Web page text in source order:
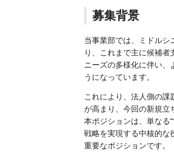
募集背景
当事業部では、ミドルシ
り、これまで主に候補
ニーズの多様化に伴い、
うになっています。
これにより、法人側の
が高まり、今回の新規立
本ポジションは、単なる
戦略を実現する中核的な
重要なポジションです。